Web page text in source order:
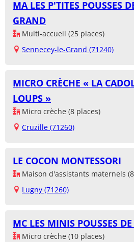
MA LES P'TITES POUSSES
GRAND
Multi-accueil (25 places)
Sennecey-le-Grand (71240)
MICRO CRÈCHE « LA
LOUPS »
Micro crèche (8 places)
Cruzille (71260)
LE COCON MONTESSORI
Maison d'assistants maternels
Lugny (71260)
MC LES MINIS POUSSES
Micro crèche (10 places)